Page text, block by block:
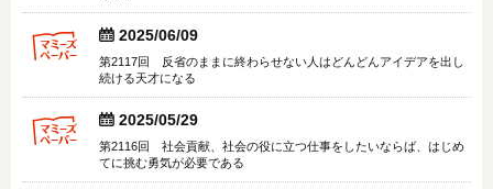
  2025/06/09
第2117回 反省のままに終わらせない人はどんどんアイデアを出し
続ける天才になる
  2025/05/29
第2116回 社会貢献、社会の役に立つ仕事をしたいならば、はじめ
てに挑む勇気が必要である